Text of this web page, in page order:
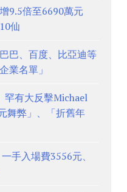
9.5倍至6690萬元
仙
巴、百度、比亞迪等
業名單」
有大反擊Michael
舞弊」、「折舊年
手入場費3556元、